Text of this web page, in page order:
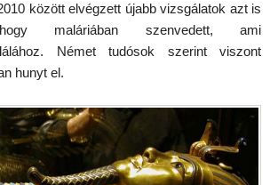
között elvégzett újabb vizsgálatok azt is
hogy maláriában szenvedett, ami
Német tudósok szerint viszont
hunyt el.